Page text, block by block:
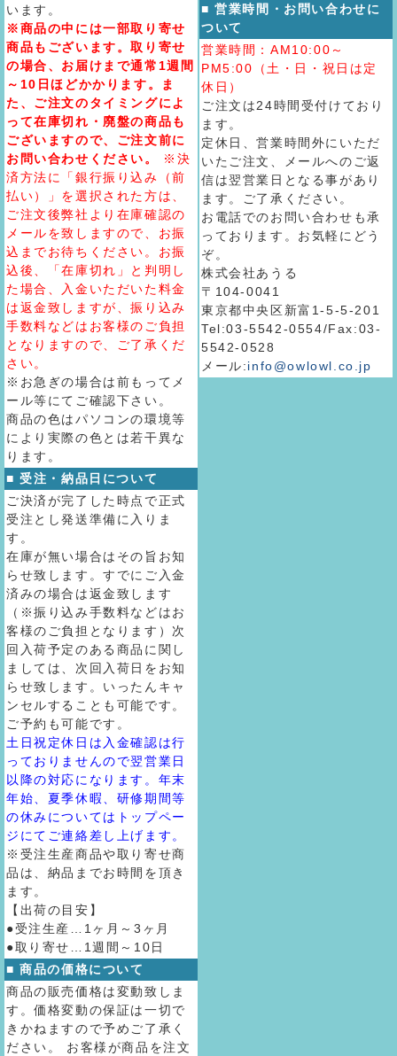
います。
※商品の中には一部取り寄せ
商品もございます。取り寄せ
の場合、お届けまで通常1週間
～10日ほどかかります。ま
た、ご注文のタイミングによ
って在庫切れ・廃盤の商品も
ございますので、ご注文前に
お問い合わせください。
※決
済方法に「銀行振り込み（前
払い）」を選択された方は、
ご注文後弊社より在庫確認の
メールを致しますので、お振
込までお待ちください。お振
込後、「在庫切れ」と判明し
た場合、入金いただいた料金
は返金致しますが、振り込み
手数料などはお客様のご負担
となりますので、ご了承くだ
さい。
※お急ぎの場合は前もってメ
ール等にてご確認下さい。
商品の色はパソコンの環境等
により実際の色とは若干異な
ります。
■ 受注・納品日について
ご決済が完了した時点で正式
受注とし発送準備に入りま
す。
在庫が無い場合はその旨お知
らせ致します。すでにご入金
済みの場合は返金致します
（※振り込み手数料などはお
客様のご負担となります）次
回入荷予定のある商品に関し
ましては、次回入荷日をお知
らせ致します。いったんキャ
ンセルすることも可能です。
ご予約も可能です。
土日祝定休日は入金確認は行
っておりませんので翌営業日
以降の対応になります。年末
年始、夏季休暇、研修期間等
の休みについてはトップペー
ジにてご連絡差し上げます。
※受注生産商品や取り寄せ商
品は、納品までお時間を頂き
ます。
【出荷の目安】
●受注生産…1ヶ月～3ヶ月
●取り寄せ…1週間～10日
■ 商品の価格について
商品の販売価格は変動致しま
す。価格変動の保証は一切で
きかねますので予めご了承く
ださい。 お客様が商品を注文
■ 営業時間・お問い合わせに
ついて
営業時間：AM10:00～
PM5:00（土・日・祝日は定
休日）
ご注文は24時間受付けており
ます。
定休日、営業時間外にいただ
いたご注文、メールへのご返
信は翌営業日となる事があり
ます。ご了承ください。
お電話でのお問い合わせも承
っております。お気軽にどう
ぞ。
株式会社あうる
〒104-0041
東京都中央区新富1-5-5-201
Tel:03-5542-0554/Fax:03-
5542-0528
メール:info@owlowl.co.jp